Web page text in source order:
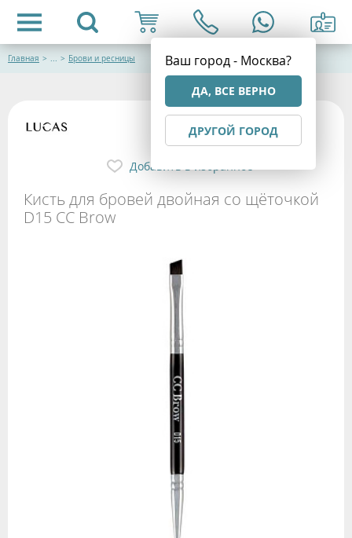
Ваш город - Москва?
ДА, ВСЕ ВЕРНО
ДРУГОЙ ГОРОД
Главная > ... > Брови и ресницы
Кисть для бровей двойная со щёточкой
D15 CC Brow
Добавить в избранное